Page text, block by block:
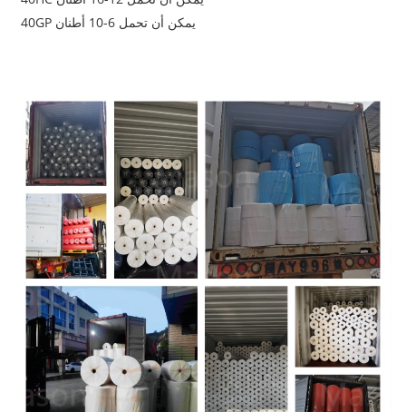
40GP يمكن أن تحمل 6-10 أطنان